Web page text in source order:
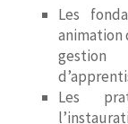
Les
animation
gestion
Les